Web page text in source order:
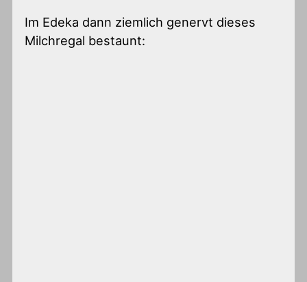
Im Edeka dann ziemlich genervt dieses
Milchregal bestaunt: